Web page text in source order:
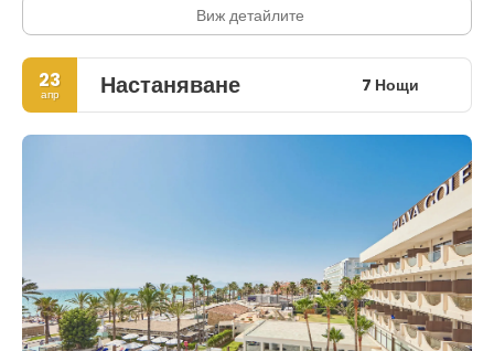
Виж детайлите
23
апр Настаняване 7 Нощи